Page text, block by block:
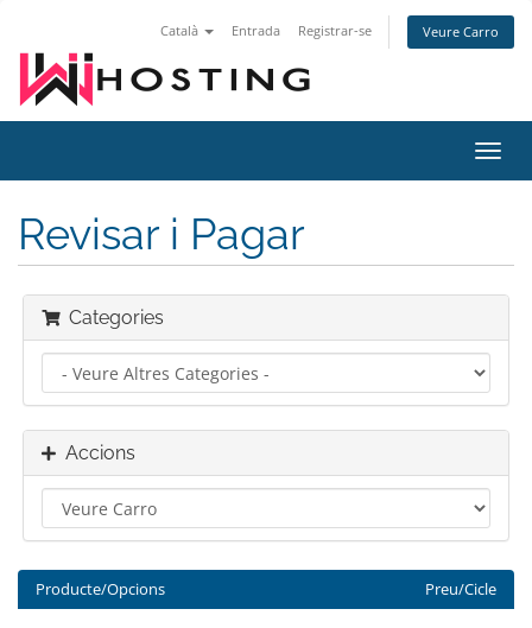
Català Entrada Registrar-se Veure Carro
la
Revisar i Pagar
Categories
Accions
Producte/Opcions Preu/Cicle